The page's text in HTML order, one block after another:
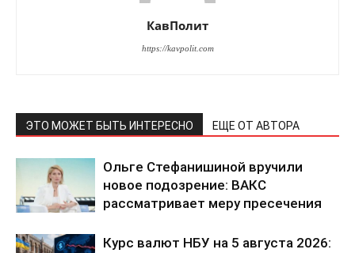
КавПолит
КавПолит
https://kavpolit.com
ЭТО МОЖЕТ БЫТЬ ИНТЕРЕСНО ЕЩЕ ОТ АВТОРА
Ольге Стефанишиной вручили
новое подозрение: ВАКС
рассматривает меру пресечения
Курс валют НБУ на 5 августа 2026: